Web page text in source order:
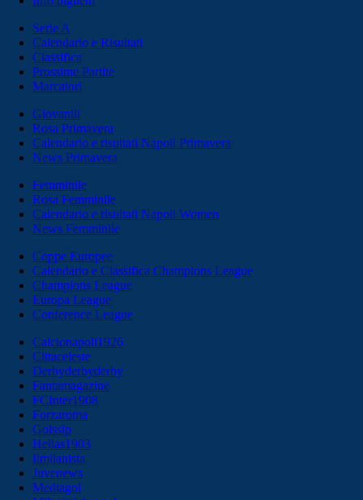
Serie A
Calendario e Risultati
Classifica
Prossime Partite
Marcatori
Giovanili
Rosa Primavera
Calendario e risultati Napoli Primavera
News Primavera
Femminile
Rosa Femminile
Calendario e risultati Napoli Women
News Femminile
Coppe Europee
Calendario e Classifica Champions League
Champions League
Europa League
Conference League
Calcionapoli1926
Cittaceleste
Derbyderbyderby
Fantamagazine
FCInter1908
Forzaroma
Golssip
Hellas1903
Ilmilanista
Juvenews
Mediagol